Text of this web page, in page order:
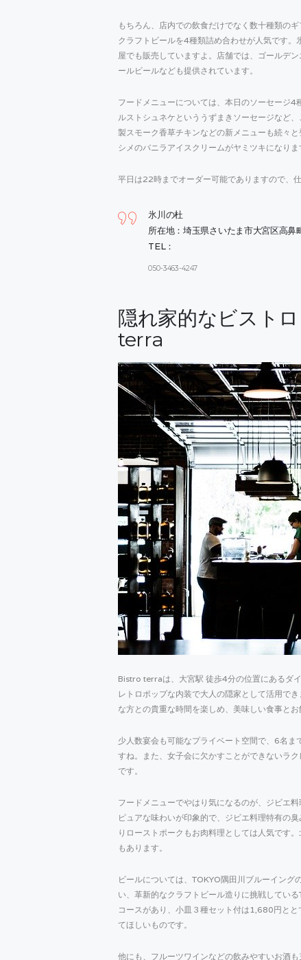
もちろん、店内での飲食だけでなく数十種類の
クラフトビールを4種類詰め合わせが人気です
屋でも販売していますよ。店舗では、ゴールデ
ールビールなども提供されています。
フードメニューについては、本日のソーセージ
ルストシュネケといううずまきソーセージなど
製スモーク香草チキンなどの新メニューも続々
シメのバニラアイスクリームがヤミツキになりま
平日は22時までオーダー可能でありますので、
氷川の杜
所在地：埼玉県さいたま市大宮区高鼻
TEL：
050-3463-4247
隠れ家的なビスト
terra
Bistro terraは、大宮駅 徒歩4分の位置にあるダ
レトロポップな内装で大人の隠家として活用で
な方との貴重な時間を楽しめ、美味しい食事とお
少人数宴会も可能なプライベート空間で、6名
すね。また、女子会に欠かすことができないラ
です。
フードメニューでやはり気になるのが、ジビエ
ピュアな味わいが印象的で、ジビエ料理特有の
りローストポークもお肉料理としては人気です
もあります。
ビールについては、TOKYO隅田川ブルーイン
い、革新的なクラフトビール造りに挑戦してい
コースがあり、小皿３種セット付は1,680円と
てほしいものです。
他にも、フルーツワインなどの飲みやすいお酒も